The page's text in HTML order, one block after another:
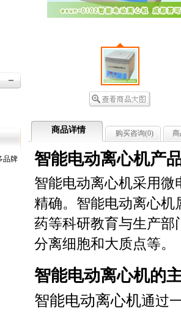
品牌
商品详情 购买咨询(0)
智能电动离心机产
智能电动离心机采用
精确。智能电动离心机
药等科研教育与生产部
分离细胞和大质点等。
智能电动离心机的
智能电动离心机通过